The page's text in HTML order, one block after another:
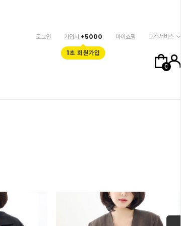
0
로그인 가입시 +5000
1초 회원가입
마이쇼핑 고객서비스